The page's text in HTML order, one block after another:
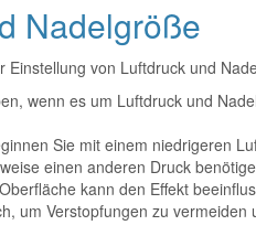
Nadelgröße
von Luftdruck und
wenn es um Luftdruck und
Sie mit einem niedrigeren
einen anderen Druck
kann den Effekt
um Verstopfungen zu